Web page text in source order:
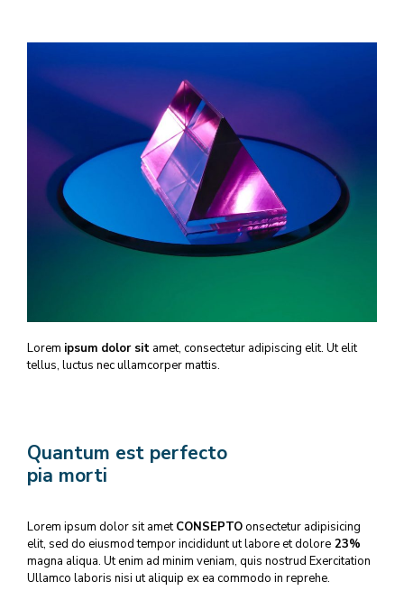
Lorem ipsum dolor sit amet, consectetur adipiscing elit. Ut elit
tellus, luctus nec ullamcorper mattis.
Quantum est perfecto
pia morti
Lorem ipsum dolor sit ametCONSEPTOonsectetur adipisicing
elit, sed do eiusmod tempor incididunt ut labore et dolore 23%
magna aliqua. Ut enim ad minim veniam, quis nostrud Exercitation
Ullamco laboris nisi ut aliquip ex ea commodo in reprehe.